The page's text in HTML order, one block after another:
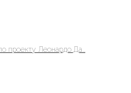
проекту Леонардо Да...